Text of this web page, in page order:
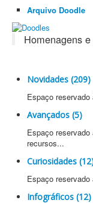
Arquivo Doodle
Homenagens
Novidades (209)
Espaço
Avançados (5)
Espaço
recursos...
Curiosidades
Espaço
Infográficos (12)